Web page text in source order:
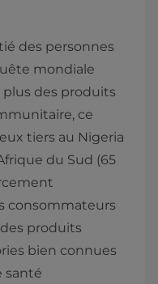
des personnes
mondiale
des produits
ce
tiers au Nigeria
du Sud (65
consommateurs
produits
bien connues
santé